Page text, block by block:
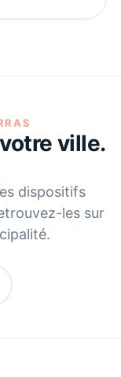
ville.
dispositifs
les sur